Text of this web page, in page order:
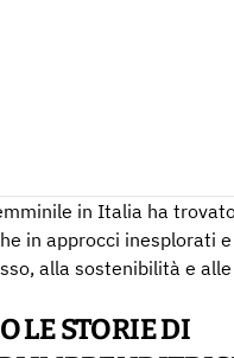
in Italia ha
in approcci inesplorati
alla sostenibilità e
LE STORIE DI